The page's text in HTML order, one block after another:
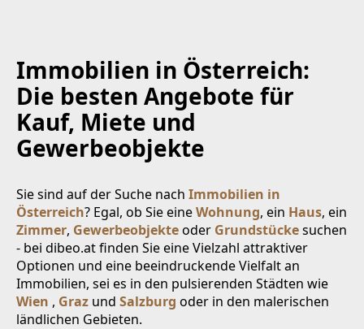
Immobilien in Österreich:
Die besten Angebote für
Kauf, Miete und
Gewerbeobjekte
Sie sind auf der Suche nach Immobilien in
Österreich? Egal, ob Sie eineWohnung, ein Haus, ein
Zimmer, Gewerbeobjekteoder Grundstückesuchen
- bei dibeo.at finden Sie eine Vielzahl attraktiver
Optionen und eine beeindruckende Vielfalt an
Immobilien, sei es in den pulsierenden Städten wie
Wien , Graz und Salzburg oder in den malerischen
ländlichen Gebieten.